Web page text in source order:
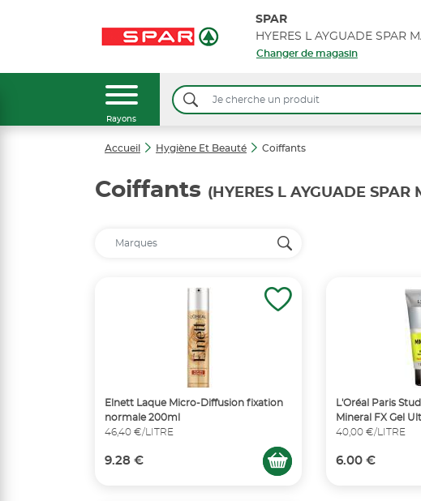
SPAR
Changer de magasin
Rayons
Accueil Hygiène Et Beauté Coiffants
Coiffants (HYERES L AYGUADE SPAR
Elnett Laque Micro-Diffusion fixation
normale 200ml
46,40 €/LITRE
9.28 €
L'Oréal Paris
Mineral FX Gel
40,00 €/LITRE
6.00 €